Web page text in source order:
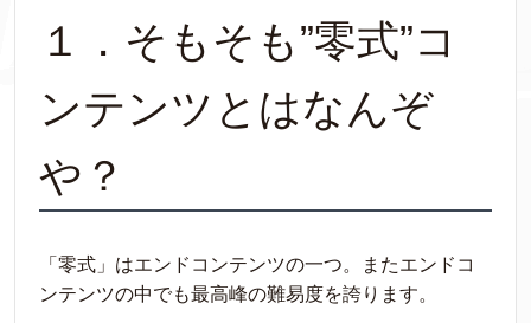
１．そもそも”零式”コ
ンテンツとはなんぞ
や？
「零式」はエンドコンテンツの一つ。またエンドコ
ンテンツの中でも最高峰の難易度を誇ります。